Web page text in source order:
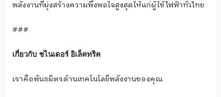
พลังงานที่มุ่งสร้างความพึงพอใจสูงสุดให้แก่ผู้ใช้ไฟฟ้าทั่วไทย
###
เกี่ยวกับ ชไนเดอร์ อิเล็คทริค
เราคือพันธมิตรด้านเทคโนโลยีพลังงานของคุณ